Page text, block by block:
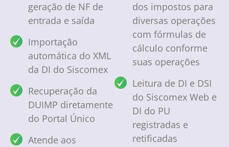
geração de NF de
entrada e saída
Importação
automática do XML
da DI do Siscomex
Recuperação da
DUIMP diretamente
do Portal Único
Atende aos
dos impostos para
diversas operações
com fórmulas de
cálculo conforme
suas operações
Leitura de DI e DSI
do Siscomex Web e
DI do PU
registradas e
retificadas